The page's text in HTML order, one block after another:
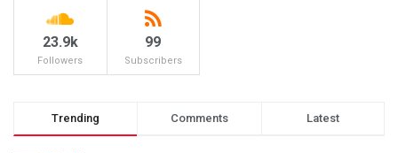
23.9k
Followers
99
Subscribers
Trending Comments Latest